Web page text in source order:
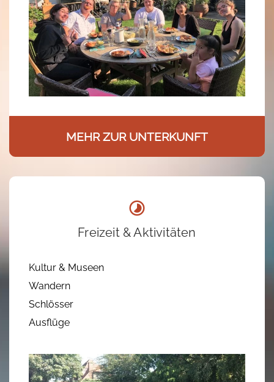
MEHR ZUR UNTERKUNFT
Freizeit & Aktivitäten
Kultur & Museen
Wandern
Schlösser
Ausflüge